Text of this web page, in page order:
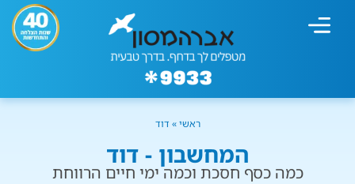
ראשי» דוד
המחשבון - דוד
כמה כסף חסכת וכמה ימי חיים הרווחת